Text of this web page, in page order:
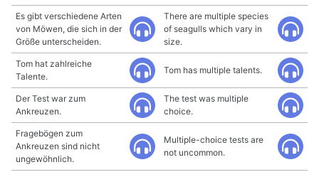
Es gibt verschiedene Arten
von Möwen, die sich in der
Größe unterscheiden.
There are multiple species
of seagulls which vary in
size.
Tom hat zahlreiche
Talente.
Tom has multiple talents.
Der Test war zum
Ankreuzen.
The test was multiple
choice.
Fragebögen zum
Ankreuzen sind nicht
ungewöhnlich.
Multiple-choice tests are
not uncommon.